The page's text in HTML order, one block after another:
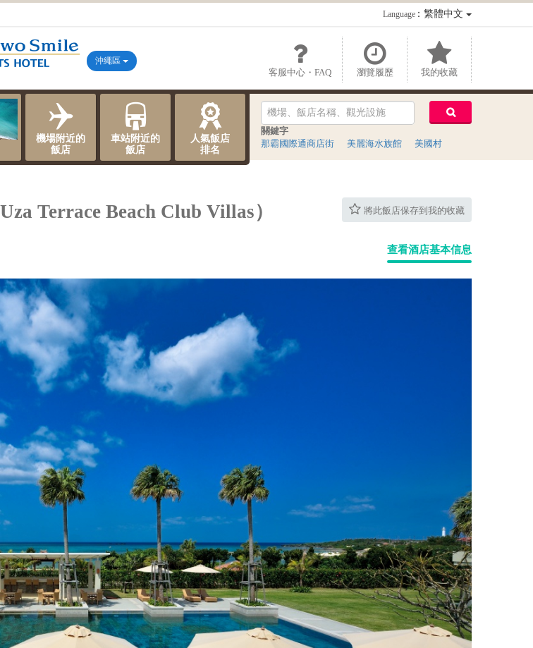
Language：繁體中文
客服中心・FAQ 瀏覽履歷 我的收藏
沖繩區
機場附近的
飯店
車站附近的
飯店
人氣飯店
排名
關鍵字
那霸國際通商店街
美麗海水族館 美國村
將此飯店保存到我的收藏
Terrace Beach Club Villas）
查看酒店基本信息